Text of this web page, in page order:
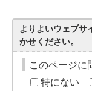
よりよいウェブサ
かせください。
このページに
特にない